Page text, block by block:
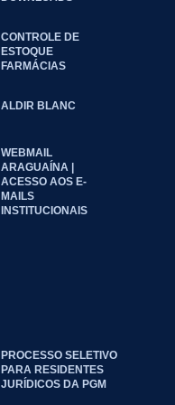
CONTROLE DE
ESTOQUE
FARMÁCIAS
ALDIR BLANC
WEBMAIL
ARAGUAÍNA |
ACESSO AOS E-
MAILS
INSTITUCIONAIS
PROCESSO SELETIVO
PARA RESIDENTES
JURÍDICOS DA PGM